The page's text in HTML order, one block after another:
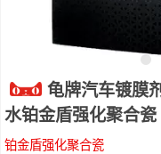
龟牌汽车镀膜
水铂金盾强化聚合瓷
铂金盾强化聚合瓷